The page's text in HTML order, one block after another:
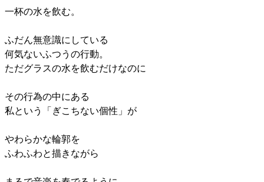
一杯の水を飲む。
ふだん無意識にしている
何気ないふつうの行動。
ただグラスの水を飲むだけなのに
その行為の中にある
私という「ぎこちない個性」が
やわらかな輪郭を
ふわふわと描きながら